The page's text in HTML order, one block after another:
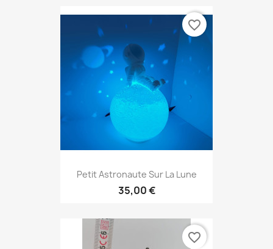
Petit Astronaute Sur La Lune
35,00 €
favorite_border
favorite_border